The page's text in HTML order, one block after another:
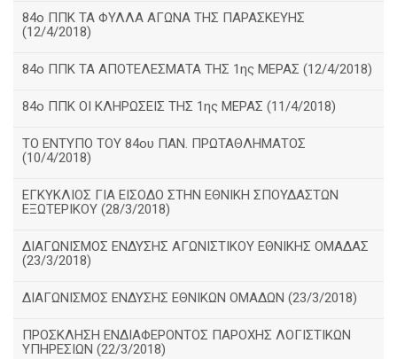
84ο ΠΠΚ ΤΑ ΦΥΛΛΑ ΑΓΩΝΑ ΤΗΣ ΠΑΡΑΣΚΕΥΗΣ
(12/4/2018)
84ο ΠΠΚ ΤΑ ΑΠΟΤΕΛΕΣΜΑΤΑ ΤΗΣ 1ης ΜΕΡΑΣ (12/4/2018)
84ο ΠΠΚ ΟΙ ΚΛΗΡΩΣΕΙΣ ΤΗΣ 1ης ΜΕΡΑΣ (11/4/2018)
ΤΟ ΕΝΤΥΠΟ ΤΟΥ 84ου ΠΑΝ. ΠΡΩΤΑΘΛΗΜΑΤΟΣ
(10/4/2018)
ΕΓΚΥΚΛΙΟΣ ΓΙΑ ΕΙΣΟΔΟ ΣΤΗΝ ΕΘΝΙΚΗ ΣΠΟΥΔΑΣΤΩΝ
ΕΞΩΤΕΡΙΚΟΥ (28/3/2018)
ΔΙΑΓΩΝΙΣΜΟΣ ΕΝΔΥΣΗΣ ΑΓΩΝΙΣΤΙΚΟΥ ΕΘΝΙΚΗΣ ΟΜΑΔΑΣ
(23/3/2018)
ΔΙΑΓΩΝΙΣΜΟΣ ΕΝΔΥΣΗΣ ΕΘΝΙΚΩΝ ΟΜΑΔΩΝ (23/3/2018)
ΠΡΟΣΚΛΗΣΗ ΕΝΔΙΑΦΕΡΟΝΤΟΣ ΠΑΡΟΧΗΣ ΛΟΓΙΣΤΙΚΩΝ
ΥΠΗΡΕΣΙΩΝ (22/3/2018)